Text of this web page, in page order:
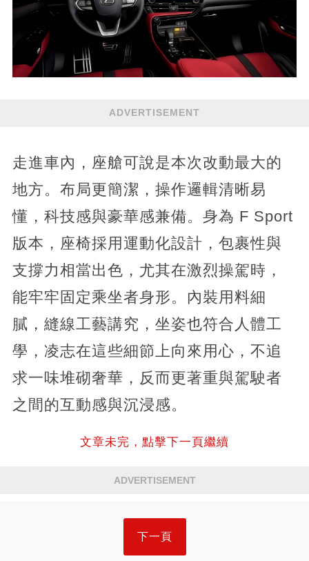
ADVERTISEMENT
走進車內，座艙可說是本次改動最大的
地方。布局更簡潔，操作邏輯清晰易
懂，科技感與豪華感兼備。身為 F Sport
版本，座椅採用運動化設計，包裹性與
支撐力相當出色，尤其在激烈操駕時，
能牢牢固定乘坐者身形。內裝用料細
膩，縫線工藝講究，坐姿也符合人體工
學，凌志在這些細節上向來用心，不追
求一味堆砌奢華，反而更著重與駕駛者
之間的互動感與沉浸感。
文章未完，點擊下一頁繼續
ADVERTISEMENT
下一頁